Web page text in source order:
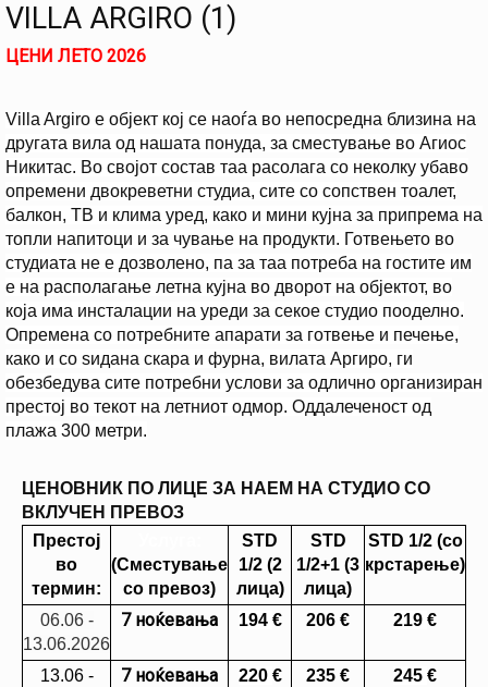
VILLA ARGIRO (1)
ЦЕНИ ЛЕТО 2026
Villa Argiro е објект кој се наоѓа во непосредна близина на
другата вила од нашата понуда, за сместување во Агиос
Никитас. Во својот состав таа расолага со неколку убаво
опремени двокреветни студиа, сите со сопствен тоалет,
балкон, ТВ и клима уред, како и мини кујна за припрема на
топли напитоци и за чување на продукти. Готвењето во
студиата не е дозволено, па за таа потреба на гостите им
е на располагање летна кујна во дворот на објектот, во
која има инсталации на уреди за секое студио пооделно.
Опремена со потребните апарати за готвење и печење,
како и со ѕидана скара и фурна, вилата Аргиро, ги
обезбедува сите потребни услови за одлично организиран
престој во текот на летниот одмор. Оддалеченост од
плажа 300 метри.
ЦЕНОВНИК ПО ЛИЦЕ ЗА НАЕМ НА СТУДИО СО
ВКЛУЧЕН ПРЕВОЗ
Престој
во
термин:
(Сместување
со превоз)
STD
1/2 (2
лица)
STD
1/2+1 (3
лица)
STD 1/2 (со
крстарење)
06.06 -
13.06.2026
7 ноќевања 194 € 206 € 219 €
13.06 -
7 ноќевања 220 € 235 € 245 €